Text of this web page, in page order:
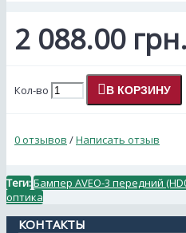
2 088.00 грн.
Кол-во В КОРЗИНУ
0 отзывов /Написать отзыв
Теги:Бампер AVEO-3 передний
оптика
КОНТАКТЫ